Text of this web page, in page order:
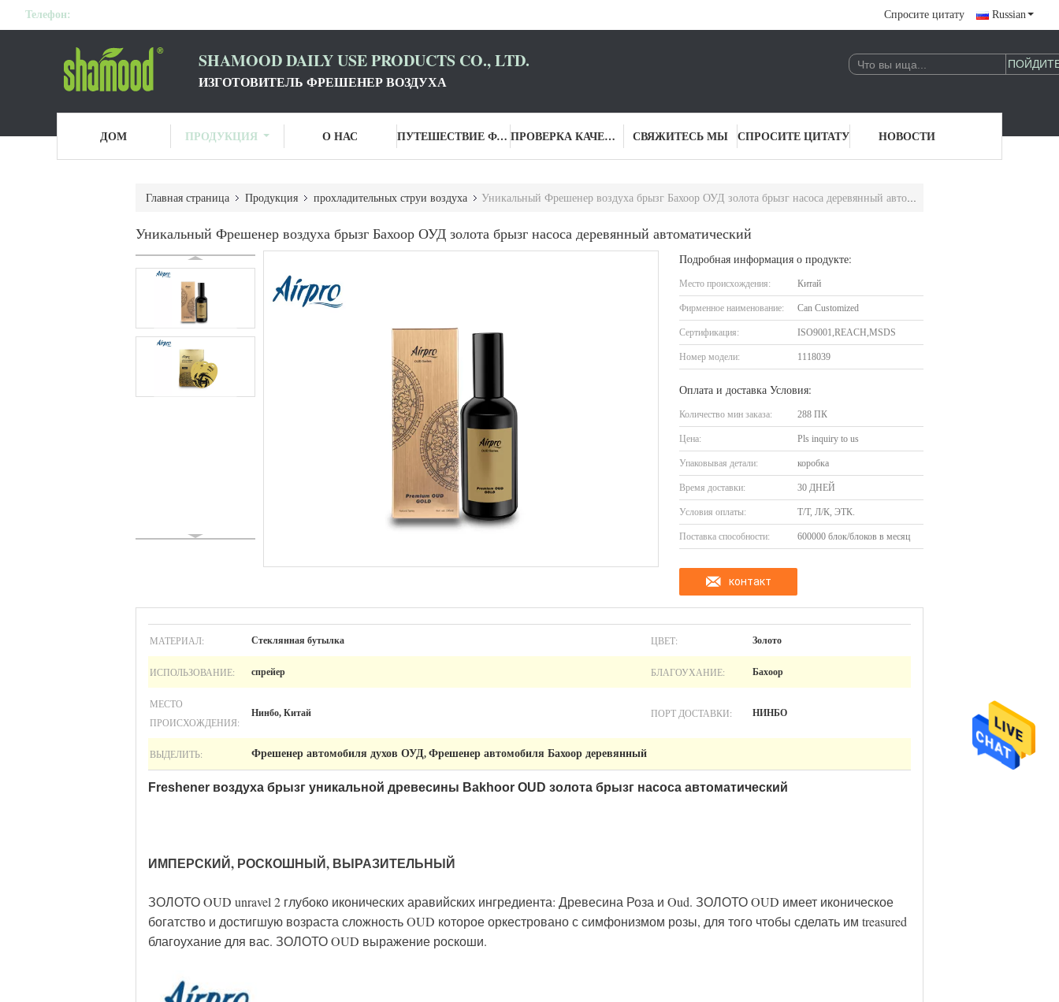
Телефон: Спросите цитату Russian
SHAMOOD DAILY USE PRODUCTS CO., LTD.
ИЗГОТОВИТЕЛЬ ФРЕШЕНЕР ВОЗДУХА
ДОМ ПРОДУКЦИЯ О НАС ПУТЕШЕСТВИЕ ФАБРИКИ ПРОВЕРКА КАЧЕСТВА СВЯЖИТЕСЬ МЫ СПРОСИТЕ ЦИТАТУ НОВОСТИ
Главная страница Продукция прохладительных струи воздуха Уникальный Фрешенер воздуха брызг Бахоор ОУД золота брызг насоса деревянный автоматический
Уникальный Фрешенер воздуха брызг Бахоор ОУД золота брызг насоса деревянный автоматический
Подробная информация о продукте:
Место происхождения: Китай
Фирменное наименование: Can Customized
Сертификация: ISO9001,REACH,MSDS
Номер модели: 1118039
Оплата и доставка Условия:
Количество мин заказа: 288 ПК
Цена: Pls inquiry to us
Упаковывая детали: коробка
Время доставки: 30 ДНЕЙ
Условия оплаты: Т/Т, Л/К, ЭТК.
Поставка способности: 600000 блок/блоков в месяц
контакт
МАТЕРИАЛ: Стеклянная бутылка ЦВЕТ: Золото
ИСПОЛЬЗОВАНИЕ: спрейер БЛАГОУХАНИЕ: Бахоор
МЕСТО
ПРОИСХОЖДЕНИЯ:
Нинбо, Китай ПОРТ ДОСТАВКИ: НИНБО
ВЫДЕЛИТЬ: Фрешенер автомобиля духов ОУД, Фрешенер автомобиля Бахоор деревянный
Freshener воздуха брызг уникальной древесины Bakhoor OUD золота брызг насоса автоматический
ИМПЕРСКИЙ, РОСКОШНЫЙ, ВЫРАЗИТЕЛЬНЫЙ
ЗОЛОТО OUD unravel 2 глубоко иконических аравийских ингредиента: Древесина Роза и Oud. ЗОЛОТО OUD имеет иконическое
богатство и достигшую возраста сложность OUD которое оркестровано с симфонизмом розы, для того чтобы сделать им treasured
благоухание для вас. ЗОЛОТО OUD выражение роскоши.